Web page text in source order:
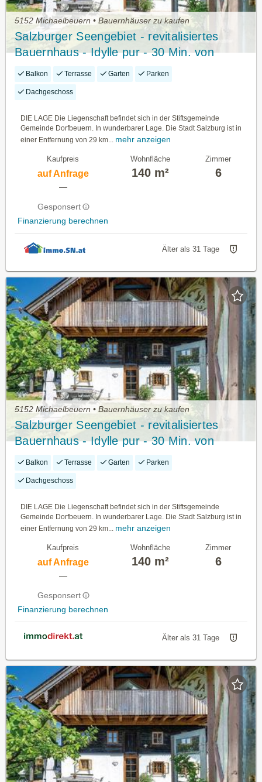
5152 Michaelbeuern • Bauernhäuser zu kaufen
Salzburger Seengebiet - revitalisiertes
Bauernhaus - Idylle pur - 30 Min. von
Salzburg
Balkon Terrasse Garten Parken
Dachgeschoss
DIE LAGE Die Liegenschaft befindet sich in der Stiftsgemeinde
Gemeinde Dorfbeuern. In wunderbarer Lage. Die Stadt Salzburg ist in
einer Entfernung von 29 km... mehr anzeigen
Kaufpreis
auf Anfrage
—
Gesponsert
Finanzierung berechnen
Wohnfläche
140 m²
Zimmer
6
Älter als 31 Tage
5152 Michaelbeuern • Bauernhäuser zu kaufen
Salzburger Seengebiet - revitalisiertes
Bauernhaus - Idylle pur - 30 Min. von
Salzburg
Balkon Terrasse Garten Parken
Dachgeschoss
DIE LAGE Die Liegenschaft befindet sich in der Stiftsgemeinde
Gemeinde Dorfbeuern. In wunderbarer Lage. Die Stadt Salzburg ist in
einer Entfernung von 29 km...
mehr anzeigen
Kaufpreis
auf Anfrage
—
Gesponsert
Finanzierung berechnen
Wohnfläche
140 m²
Zimmer
6
Älter als 31 Tage